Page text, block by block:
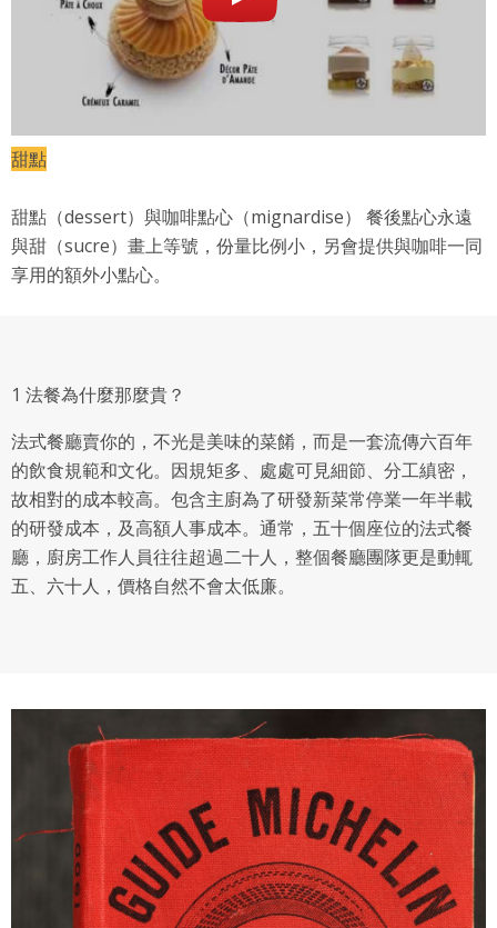
甜點
甜點（dessert）與咖啡點心（mignardise） 餐後點心永遠
與甜（sucre）畫上等號，份量比例小，另會提供與咖啡一同
享用的額外小點心。
1 法餐為什麼那麼貴？
法式餐廳賣你的，不光是美味的菜餚，而是一套流傳六百年
的飲食規範和文化。因規矩多、處處可見細節、分工縝密，
故相對的成本較高。包含主廚為了研發新菜常停業一年半載
的研發成本，及高額人事成本。通常，五十個座位的法式餐
廳，廚房工作人員往往超過二十人，整個餐廳團隊更是動輒
五、六十人，價格自然不會太低廉。